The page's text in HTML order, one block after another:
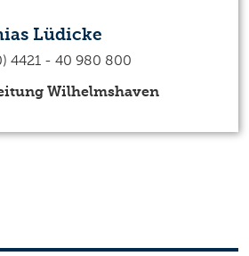
Lüdicke
4421 - 40 980 800
Wilhelmshaven